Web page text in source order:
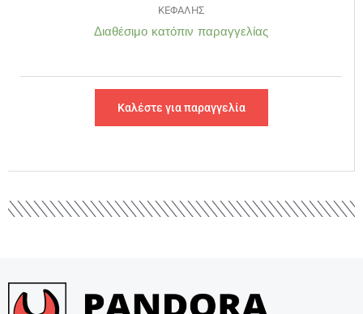
ΚΕΦΑΛΗΣ
Διαθέσιμο κατόπιν παραγγελίας
Καλέστε για παραγγελία